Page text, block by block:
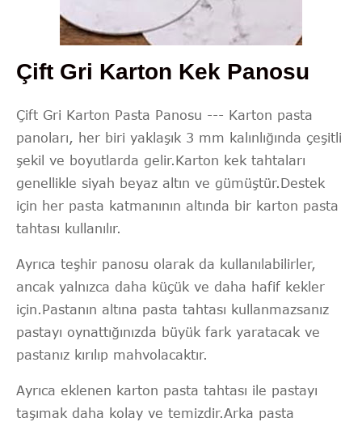
Çift Gri Karton Kek Panosu
Çift Gri Karton Pasta Panosu --- Karton pasta
panoları, her biri yaklaşık 3 mm kalınlığında çeşitli
şekil ve boyutlarda gelir.Karton kek tahtaları
genellikle siyah beyaz altın ve gümüştür.Destek
için her pasta katmanının altında bir karton pasta
tahtası kullanılır.
Ayrıca teşhir panosu olarak da kullanılabilirler,
ancak yalnızca daha küçük ve daha hafif kekler
için.Pastanın altına pasta tahtası kullanmazsanız
pastayı oynattığınızda büyük fark yaratacak ve
pastanız kırılıp mahvolacaktır.
Ayrıca eklenen karton pasta tahtası ile pastayı
taşımak daha kolay ve temizdir.Arka pasta